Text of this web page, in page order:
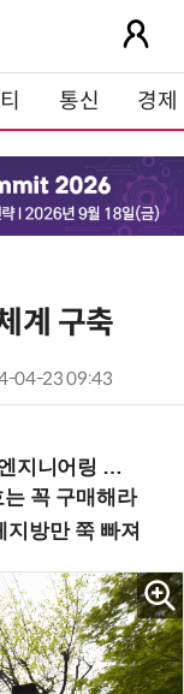
통신 경제
계 구축
04-23 09:43
(8/20 신논현역)